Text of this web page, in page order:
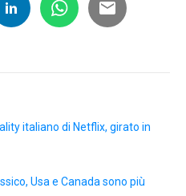
italiano di Netflix, girato in
Usa e Canada sono più